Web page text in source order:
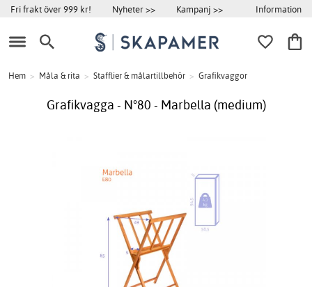
Fri frakt över 999 kr! Nyheter >> Kampanj >> Information
Hem > Måla & rita > Stafflier & målartillbehör > Grafikvaggor
Grafikvagga - N°80 - Marbella (medium)